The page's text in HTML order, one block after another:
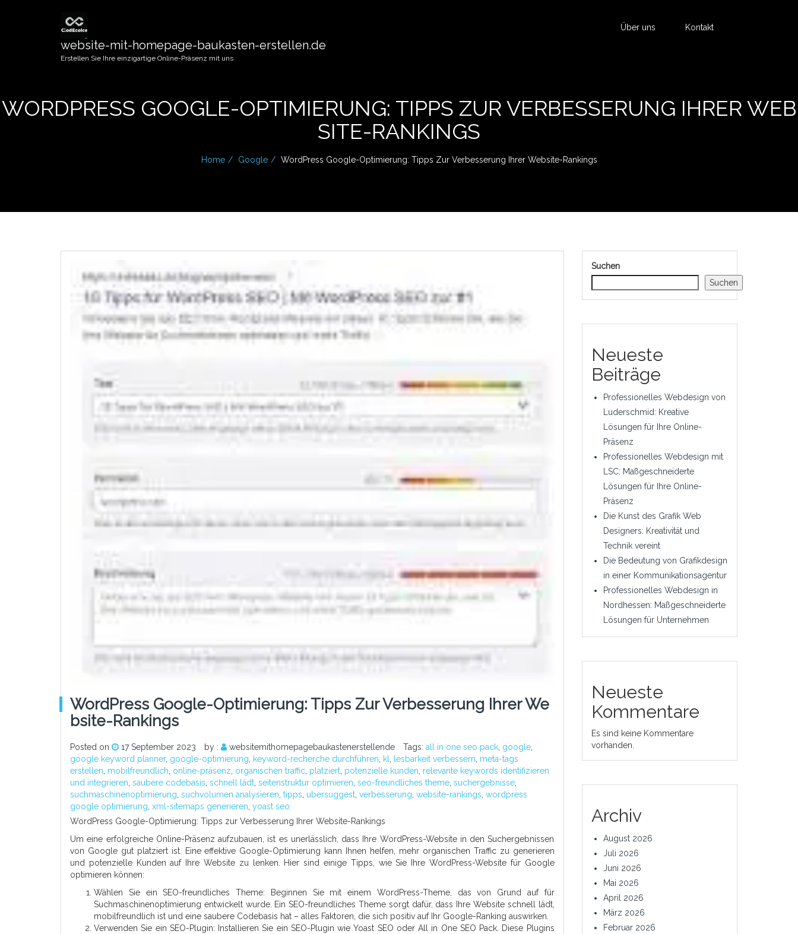
website-mit-homepage-baukasten-erstellen.de
Erstellen Sie Ihre einzigartige Online-Präsenz mit uns
Über uns Kontakt
WORDPRESS GOOGLE-OPTIMIERUNG: TIPPS ZUR VERBESSERUNG IHRER WEB
SITE-RANKINGS
Home Google WordPress Google-Optimierung: Tipps Zur Verbesserung Ihrer Website-Rankings
WordPress Google-Optimierung: Tipps Zur Verbesserung Ihrer We
Bsite-Rankings
Posted on 17 September 2023 by : websitemithomepagebaukastenerstellende Tags: all in one seo pack google
google keyword planner, google-optimierung keyword-recherche durchführen kl lesbarkeit verbessern meta-tags
erstellen mobilfreundlich online-präsenz organischen traffic platziert potenzielle kunden relevante keywords identifizieren
und integrieren saubere codebasis schnell lädt seitenstruktur optimieren seo-freundliches theme suchergebnisse
suchmaschinenoptimierung suchvolumen analysieren tipps ubersuggest verbesserung website-rankings wordpress
google optimierung xml-sitemaps generieren yoast seo
WordPress Google-Optimierung: Tipps zur Verbesserung Ihrer Website-Rankings
Um eine erfolgreiche Online-Präsenz aufzubauen, ist es unerlässlich, dass Ihre WordPress-Website in den Suchergebnissen
von Google gut platziert ist. Eine effektive Google-Optimierung kann Ihnen helfen, mehr organischen Traffic zu generieren
und potenzielle Kunden auf Ihre Website zu lenken. Hier sind einige Tipps, wie Sie Ihre WordPress-Website für Google
optimieren können:
Wählen Sie ein SEO-freundliches Theme: Beginnen Sie mit einem WordPress-Theme, das von Grund auf für
Suchmaschinenoptimierung entwickelt wurde. Ein SEO-freundliches Theme sorgt dafür, dass Ihre Website schnell lädt,
mobilfreundlich ist und eine saubere Codebasis hat – alles Faktoren, die sich positiv auf Ihr Google-Ranking auswirken.
Verwenden Sie ein SEO-Plugin: Installieren Sie ein SEO-Plugin wie Yoast SEO oder All in One SEO Pack. Diese Plugins
Suchen
Suchen
Neueste
Beiträge
Professionelles Webdesign von
Luderschmid: Kreative
Lösungen für Ihre Online-
Präsenz
Professionelles Webdesign mit
LSC: Maßgeschneiderte
Lösungen für Ihre Online-
Präsenz
Die Kunst des Grafik Web
Designers: Kreativität und
Technik vereint
Die Bedeutung von Grafikdesign
in einer Kommunikationsagentur
Professionelles Webdesign in
Nordhessen: Maßgeschneiderte
Lösungen für Unternehmen
Neueste
Kommentare
Es sind keine Kommentare
vorhanden.
Archiv
August 2026
Juli 2026
Juni 2026
Mai 2026
April 2026
März 2026
Februar 2026